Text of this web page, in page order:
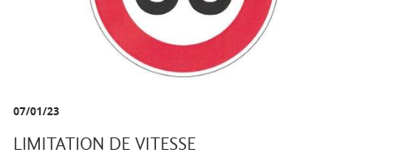
07/01/23
LIMITATION DE VITESSE